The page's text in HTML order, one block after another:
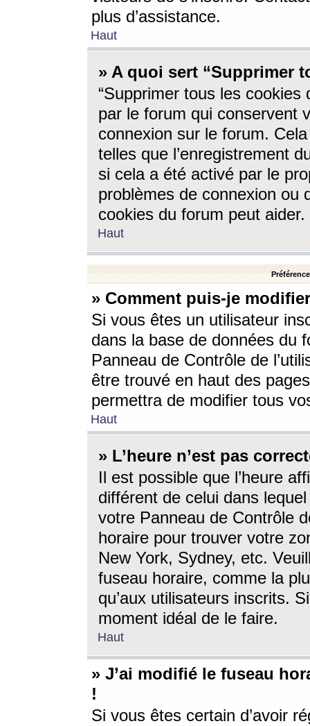
plus d’assistance.
Haut
» A quoi sert “Supprimer
“Supprimer tous les cookies
par le forum qui conservent
connexion sur le forum.
telles que l’enregistrement
si cela a été activé par le
problèmes de connexion ou
cookies du forum peut aider.
Haut
» Comment puis-je
Si vous êtes un utilisateur
dans la base de données du
Panneau de Contrôle de
être trouvé en haut des
permettra de modifier tous
Haut
» L’heure n’est pas
Il est possible que l’heure
différent de celui dans
votre Panneau de Contrôle
horaire pour trouver votre
New York, Sydney, etc.
fuseau horaire, comme la
qu’aux utilisateurs inscrits.
moment idéal de le faire.
Haut
» J’ai modifié le fuseau
!
Si vous êtes certain d’avoir